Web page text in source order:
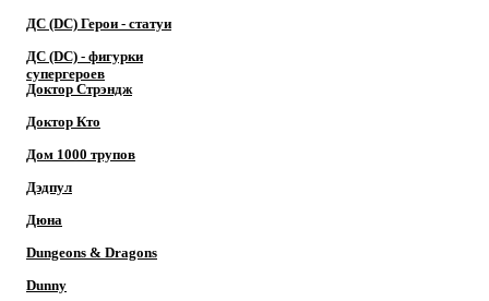
ДС (DC) Герои - cтатуи
ДС (DC) - фигурки
супергероев
Доктор Cтрэндж
Доктор Кто
Дом 1000 трупов
Дэдпул
Дюна
Dungeons & Dragons
Dunny